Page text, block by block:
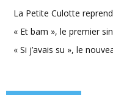
La Petite Culotte
« Et bam », le premier
« Si j’avais su », le